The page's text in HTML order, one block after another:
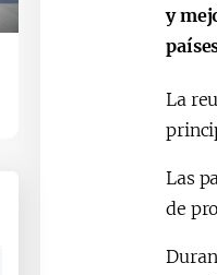
First Central Asia
y
La
Las
de